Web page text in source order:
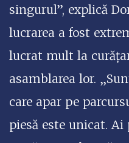
singurul”, explică
lucrarea a fost
lucrat mult la
asamblarea lor.
care apar pe
piesă este unicat. Ai